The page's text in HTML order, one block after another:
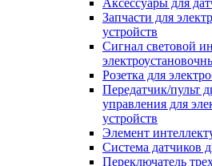
Аксессуары для
Запчасти для
устройств
Сигнал световой
Розетка для
Передатчик/пульт
управления для
устройств
Элемент
Система датчиков
Переключатель